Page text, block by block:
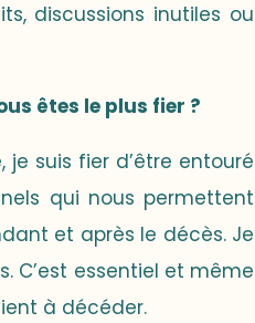
discussions inutiles ou
êtes le plus fier ?
suis fier d’être entouré
qui nous permettent
et après le décès. Je
C’est essentiel et même
à décéder.